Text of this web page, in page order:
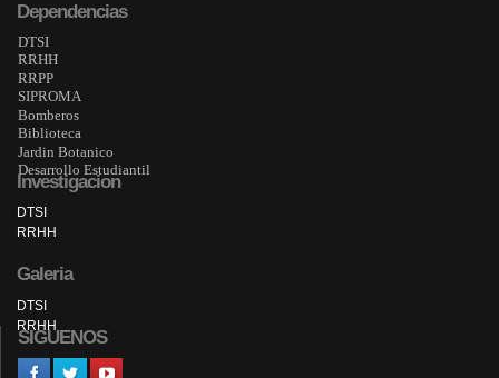
Dependencias
DTSI
RRHH
RRPP
SIPROMA
Bomberos
Biblioteca
Jardin Botanico
Desarrollo Estudiantil
Investigacion
DTSI
RRHH
Galeria
DTSI
RRHH
SIGUENOS